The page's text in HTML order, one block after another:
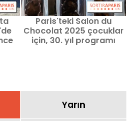
Paris'teki Salon du
Chocolat 2025 çocuklar
için, 30. yıl programı
Yarın